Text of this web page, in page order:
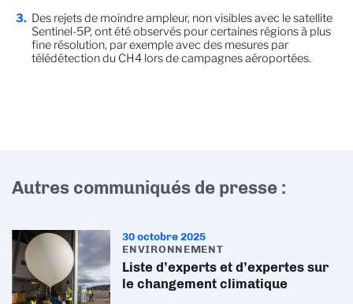
Des rejets de moindre ampleur, non visibles avec le satellite
Sentinel-5P, ont été observés pour certaines régions à plus
fine résolution, par exemple avec des mesures par
télédétection du CH4 lors de campagnes aéroportées.
Autres communiqués de presse :
30 octobre 2025
ENVIRONNEMENT
Liste d’experts et d’expertes sur
le changement climatique